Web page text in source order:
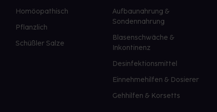
Homöopathisch
Pflanzlich
Schüßler Salze
Aufbaunahrung &
Sondennahrung
Blasenschwäche &
Inkontinenz
Desinfektionsmittel
Einnehmehilfen & Dosierer
Gehhilfen & Korsetts